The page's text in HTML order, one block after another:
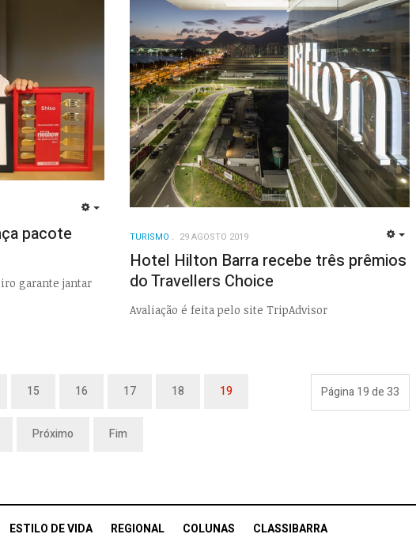
pacote
garante jantar
TURISMO 29 AGOSTO 2019
Hotel Hilton Barra recebe três prêmios
do Travellers Choice
Avaliação é feita pelo site TripAdvisor
Página 19 de 33
15 16 17 18 19
Próximo Fim
ESTILO DE VIDA REGIONAL COLUNAS CLASSIBARRA